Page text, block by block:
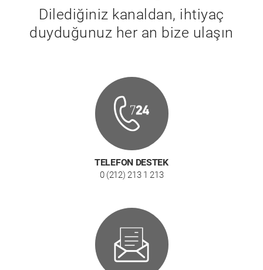
Dilediğiniz kanaldan, ihtiyaç
duyduğunuz her an bize ulaşın
TELEFON DESTEK
0 (212) 213 1 213